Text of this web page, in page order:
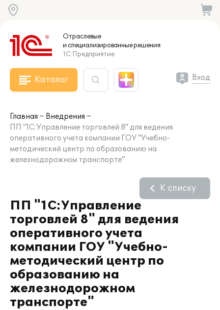
Отраслевые
и специализированныерешения
1С:Предприятие
Каталог Вход
Главная
Внедрения
ПП "1С:Управление торговлей 8" для ведения
оперативного учета компании ГОУ "Учебно-
методический центр по образованию на
железнодорожном транспорте"
ПП "1С:Управление
торговлей 8" для ведения
оперативного учета
компании ГОУ "Учебно-
методический центр по
образованию на
железнодорожном
транспорте"
К списку